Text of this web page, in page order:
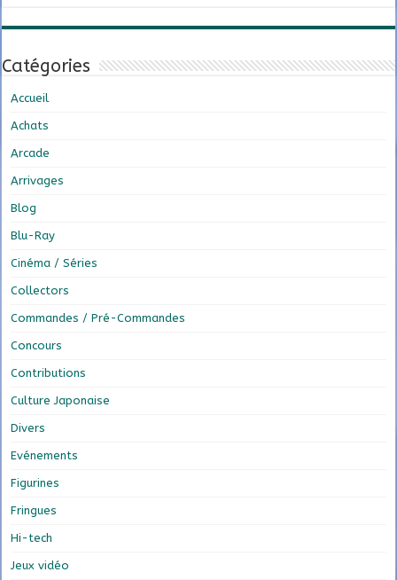
Catégories
Accueil
Achats
Arcade
Arrivages
Blog
Blu-Ray
Cinéma / Séries
Collectors
Commandes / Pré-Commandes
Concours
Contributions
Culture Japonaise
Divers
Evénements
Figurines
Fringues
Hi-tech
Jeux vidéo